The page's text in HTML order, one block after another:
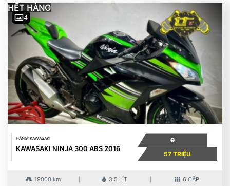
4
HẾT HÀNG
HÃNG: KAWASAKI
KAWASAKI NINJA 300 ABS 2016
0
57 TRIỆU
19000 km 3.5 LÍT 6 CẤP